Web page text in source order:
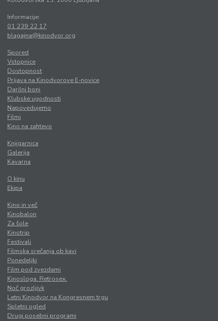
Informacije:
01 239 22 17
blagajna@kinodvor.org
Spored
Vstopnice
Dostopnost
Prijava na Kinodvorove E-novice
Darilni boni
Klubske ugodnosti
Napovedujemo
Filmi
Kino na zahtevo
Knjigarnica
Galerija
Kavarna
O kinu
Ekipa
Kino in več
Kinobalon
Za šole
Kinotrip
Festivali
Filmska srečanja ob kavi
Ponedeljki
Film pod zvezdami
Kinosloga. Retrosex.
Noč grozljivk
Letni Kinodvor na Kongresnem trgu
Spletni ogled
Drugi posebni programi